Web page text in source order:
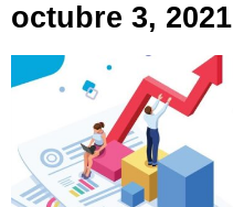
octubre 3, 2021